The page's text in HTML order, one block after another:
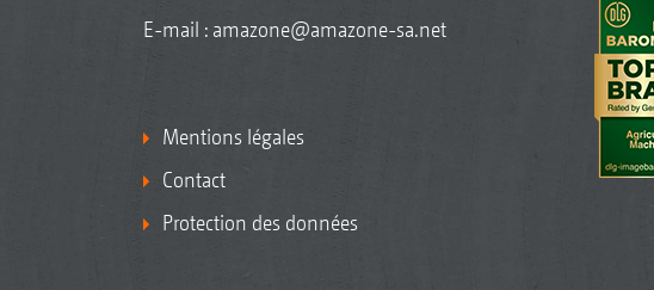
E-mail : amazone@amazone-sa.net
Mentions légales
Contact
Protection des données